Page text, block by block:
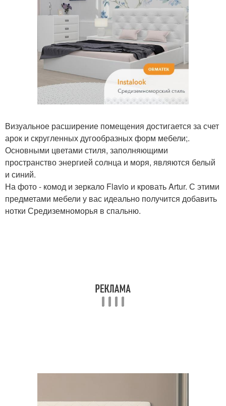
Визуальное расширение помещения достигается за счет
арок и скругленных дугообразных форм мебели;.
Основными цветами стиля, заполняющими
пространство энергией солнца и моря, являются белый
и синий.
На фото - комод и зеркало Flavio и кровать Artur. С этими
предметами мебели у вас идеально получится добавить
нотки Средиземноморья в спальню.